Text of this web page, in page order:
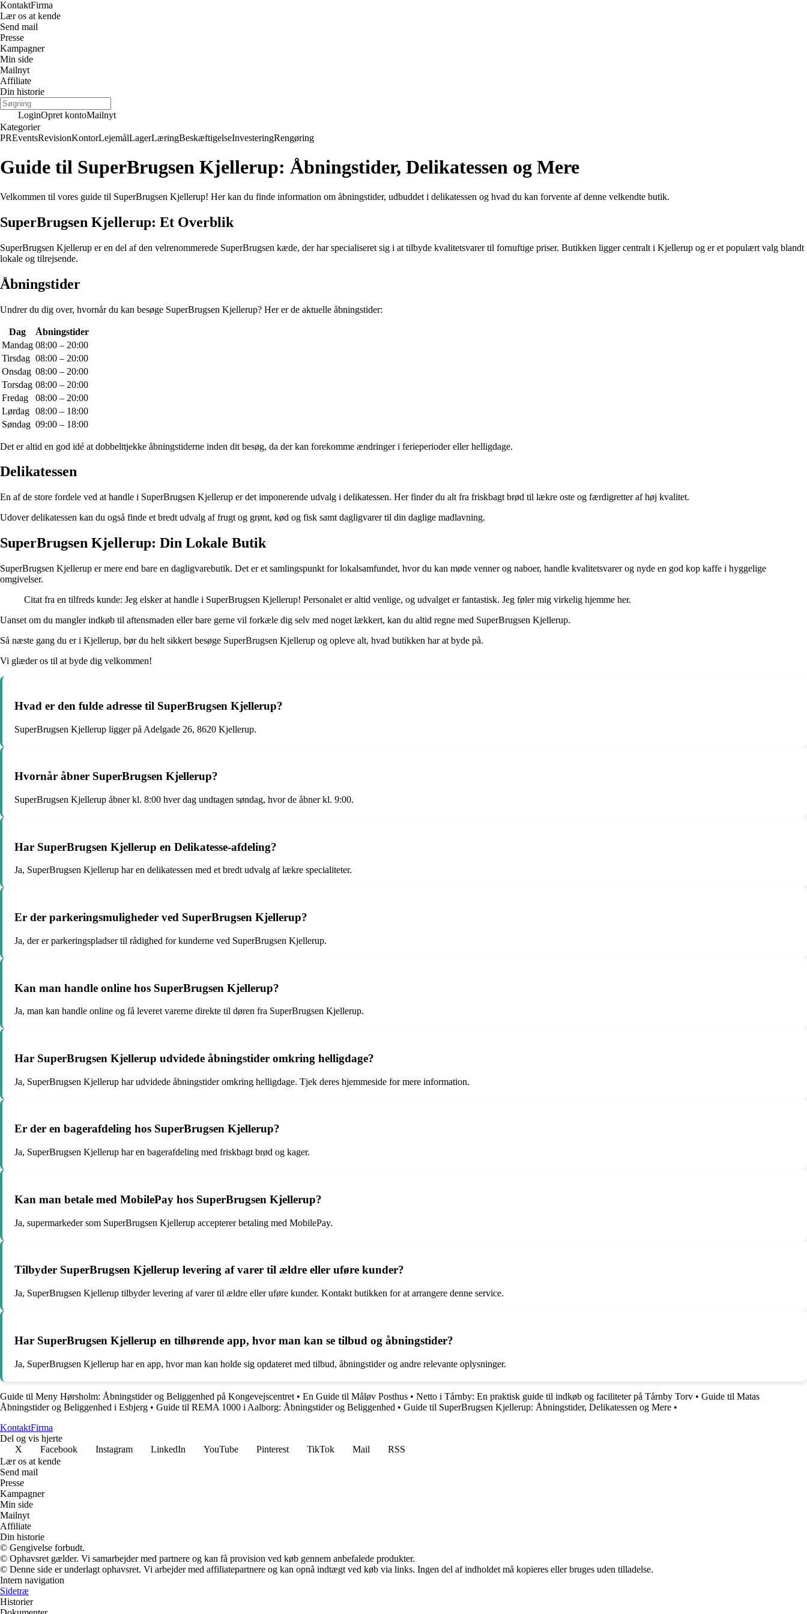
KontaktFirma
Lær os at kende
Send mail
Presse
Kampagner
Min side
Mailnyt
Affiliate
Din historie
LoginOpret kontoMailnyt
Kategorier
PREventsRevisionKontorLejemålLagerLæringBeskæftigelseInvesteringRengøring
Guide til SuperBrugsen Kjellerup: Åbningstider, Delikatessen og Mere
Velkommen til vores guide til SuperBrugsen Kjellerup! Her kan du finde information om åbningstider, udbuddet i delikatessen og hvad du kan forvente af denne velkendte butik.
SuperBrugsen Kjellerup: Et Overblik
SuperBrugsen Kjellerup er en del af den velrenommerede SuperBrugsen kæde, der har specialiseret sig i at tilbyde kvalitetsvarer til fornuftige priser. Butikken ligger centralt i Kjellerup og er et populært valg blandt
lokale og tilrejsende.
Åbningstider
Undrer du dig over, hvornår du kan besøge SuperBrugsen Kjellerup? Her er de aktuelle åbningstider:
Dag
Åbningstider
Mandag 08:00 – 20:00
Tirsdag 08:00 – 20:00
Onsdag 08:00 – 20:00
Torsdag 08:00 – 20:00
Fredag
08:00 – 20:00
Lørdag 08:00 – 18:00
Søndag 09:00 – 18:00
Det er altid en god idé at dobbelttjekke åbningstiderne inden dit besøg, da der kan forekomme ændringer i ferieperioder eller helligdage.
Delikatessen
En af de store fordele ved at handle i SuperBrugsen Kjellerup er det imponerende udvalg i delikatessen. Her finder du alt fra friskbagt brød til lækre oste og færdigretter af høj kvalitet.
Udover delikatessen kan du også finde et bredt udvalg af frugt og grønt, kød og fisk samt dagligvarer til din daglige madlavning.
SuperBrugsen Kjellerup: Din Lokale Butik
SuperBrugsen Kjellerup er mere end bare en dagligvarebutik. Det er et samlingspunkt for lokalsamfundet, hvor du kan møde venner og naboer, handle kvalitetsvarer og nyde en god kop kaffe i hyggelige
omgivelser.
Citat fra en tilfreds kunde: Jeg elsker at handle i SuperBrugsen Kjellerup! Personalet er altid venlige, og udvalget er fantastisk. Jeg føler mig virkelig hjemme her.
Uanset om du mangler indkøb til aftensmaden eller bare gerne vil forkæle dig selv med noget lækkert, kan du altid regne med SuperBrugsen Kjellerup.
Så næste gang du er i Kjellerup, bør du helt sikkert besøge SuperBrugsen Kjellerup og opleve alt, hvad butikken har at byde på.
Vi glæder os til at byde dig velkommen!
Hvad er den fulde adresse til SuperBrugsen Kjellerup?
SuperBrugsen Kjellerup ligger på Adelgade 26, 8620 Kjellerup.
Hvornår åbner SuperBrugsen Kjellerup?
SuperBrugsen Kjellerup åbner kl. 8:00 hver dag undtagen søndag, hvor de åbner kl. 9:00.
Har SuperBrugsen Kjellerup en Delikatesse-afdeling?
Ja, SuperBrugsen Kjellerup har en delikatessen med et bredt udvalg af lækre specialiteter.
Er der parkeringsmuligheder ved SuperBrugsen Kjellerup?
Ja, der er parkeringspladser til rådighed for kunderne ved SuperBrugsen Kjellerup.
Kan man handle online hos SuperBrugsen Kjellerup?
Ja, man kan handle online og få leveret varerne direkte til døren fra SuperBrugsen Kjellerup.
Har SuperBrugsen Kjellerup udvidede åbningstider omkring helligdage?
Ja, SuperBrugsen Kjellerup har udvidede åbningstider omkring helligdage. Tjek deres hjemmeside for mere information.
Er der en bagerafdeling hos SuperBrugsen Kjellerup?
Ja, SuperBrugsen Kjellerup har en bagerafdeling med friskbagt brød og kager.
Kan man betale med MobilePay hos SuperBrugsen Kjellerup?
Ja, supermarkeder som SuperBrugsen Kjellerup accepterer betaling med MobilePay.
Tilbyder SuperBrugsen Kjellerup levering af varer til ældre eller uføre kunder?
Ja, SuperBrugsen Kjellerup tilbyder levering af varer til ældre eller uføre kunder. Kontakt butikken for at arrangere denne service.
Har SuperBrugsen Kjellerup en tilhørende app, hvor man kan se tilbud og åbningstider?
Ja, SuperBrugsen Kjellerup har en app, hvor man kan holde sig opdateret med tilbud, åbningstider og andre relevante oplysninger.
Guide til Meny Hørsholm: Åbningstider og Beliggenhed på Kongevejscentret • En Guide til Måløv Posthus • Netto i Tårnby: En praktisk guide til indkøb og faciliteter på Tårnby Torv • Guide til Matas
Åbningstider og Beliggenhed i Esbjerg • Guide til REMA 1000 i Aalborg: Åbningstider og Beliggenhed • Guide til SuperBrugsen Kjellerup: Åbningstider, Delikatessen og Mere •
KontaktFirma
Del og vis hjerte
X
Facebook Instagram LinkedIn YouTube Pinterest TikTok Mail
RSS
Lær os at kende
Send mail
Presse
Kampagner
Min side
Mailnyt
Affiliate
Din historie
© Gengivelse forbudt.
© Ophavsret gælder. Vi samarbejder med partnere og kan få provision ved køb gennem anbefalede produkter.
© Denne side er underlagt ophavsret. Vi arbejder med affiliatepartnere og kan opnå indtægt ved køb via links. Ingen del af indholdet må kopieres eller bruges uden tilladelse.
Intern navigation
Sidetræ
Historier